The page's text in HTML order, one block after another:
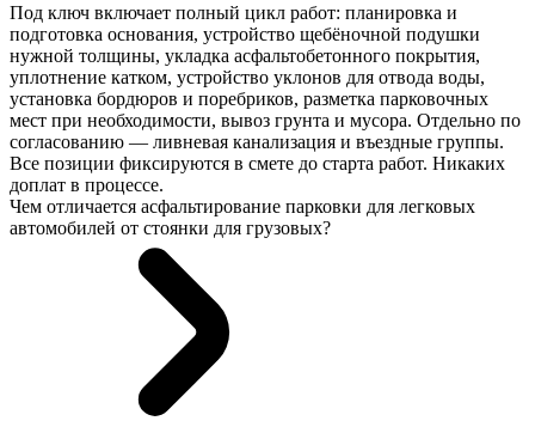
Под ключ включает полный цикл работ: планировка и
подготовка основания, устройство щебёночной подушки
нужной толщины, укладка асфальтобетонного покрытия,
уплотнение катком, устройство уклонов для отвода воды,
установка бордюров и поребриков, разметка парковочных
мест при необходимости, вывоз грунта и мусора. Отдельно по
согласованию — ливневая канализация и въездные группы.
Все позиции фиксируются в смете до старта работ. Никаких
доплат в процессе.
Чем отличается асфальтирование парковки для легковых
автомобилей от стоянки для грузовых?